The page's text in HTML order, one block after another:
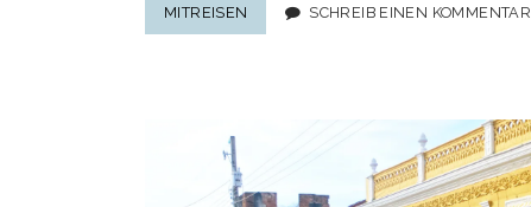
MITREISEN LIECHTENSTEIN:
FÜRSTLICHE
SCHREIB EINEN KOMMENTAR